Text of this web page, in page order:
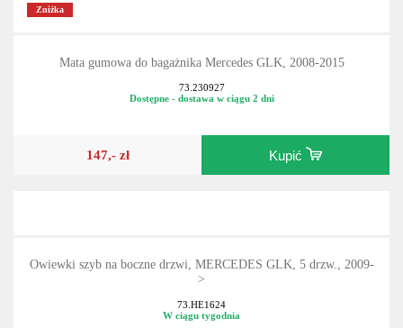
Zniżka
Mata gumowa do bagażnika Mercedes GLK, 2008-2015
73.230927
Dostępne - dostawa w ciągu 2 dni
147,- zł Kupić
Owiewki szyb na boczne drzwi, MERCEDES GLK, 5 drzw., 2009-
>
73.HE1624
W ciągu tygodnia